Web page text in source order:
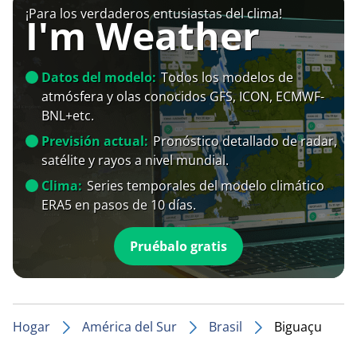
¡Para los verdaderos entusiastas del clima!
I'm Weather
Datos del modelo: Todos los modelos de
atmósfera y olas conocidos GFS, ICON, ECMWF-
BNL+etc.
Previsión actual: Pronóstico detallado de radar,
satélite y rayos a nivel mundial.
Clima: Series temporales del modelo climático
ERA5 en pasos de 10 días.
Pruébalo gratis
Hogar América del Sur Brasil Biguaçu